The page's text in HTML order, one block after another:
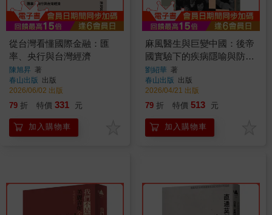
從台灣看懂國際金融：匯
率、央行與台灣經濟
陳旭昇 著
春山出版
出版
2026/06/02 出版
79 折 特價 331 元
加入購物車
麻風醫生與巨變中國：後帝
國實驗下的疾病隱喻與防疫
歷史（新版）
劉紹華 著
春山出版
出版
2026/04/21 出版
79 折 特價 513 元
加入購物車